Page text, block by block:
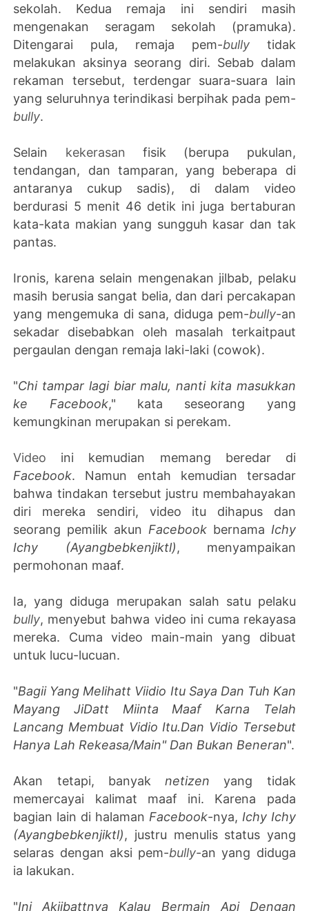
sekolah. Kedua remaja ini sendiri masih
mengenakan seragam sekolah (pramuka).
Ditengarai pula, remaja pem-bullytidak
melakukan aksinya seorang diri. Sebab dalam
rekaman tersebut, terdengar suara-suara lain
yang seluruhnya terindikasi berpihak pada pem-
bully.
Selain kekerasan fisik (berupa pukulan,
tendangan, dan tamparan, yang beberapa di
antaranya cukup sadis), di dalam video
berdurasi 5 menit 46 detik ini juga bertaburan
kata-kata makian yang sungguh kasar dan tak
pantas.
Ironis, karena selain mengenakan jilbab, pelaku
masih berusia sangat belia, dan dari percakapan
yang mengemuka di sana, diduga pem-bully-an
sekadar disebabkan oleh masalah terkaitpaut
pergaulan dengan remaja laki-laki (cowok).
"Chi tampar lagi biar malu, nanti kita masukkan
ke Facebook," kata seseorang yang
kemungkinan merupakan si perekam.
Video ini kemudian memang beredar di
Facebook. Namun entah kemudian tersadar
bahwa tindakan tersebut justru membahayakan
diri mereka sendiri, video itu dihapus dan
seorang pemilik akun Facebookbernama Ichy
Ichy (Ayangbebkenjiktl), menyampaikan
permohonan maaf.
Ia, yang diduga merupakan salah satu pelaku
bully, menyebut bahwa video ini cuma rekayasa
mereka. Cuma video main-main yang dibuat
untuk lucu-lucuan.
"Bagii Yang Melihatt Viidio Itu Saya Dan Tuh Kan
Mayang JiDatt Miinta Maaf Karna Telah
Lancang Membuat Vidio Itu.Dan Vidio Tersebut
Hanya Lah Rekeasa/Main" Dan Bukan Beneran".
Akan tetapi, banyaknetizen yang tidak
memercayai kalimat maaf ini. Karena pada
bagian lain di halaman Facebook-nya, Ichy Ichy
(Ayangbebkenjiktl), justru menulis status yang
selaras dengan aksi pem-bully-an yang diduga
ia lakukan.
"Ini Akiibattnya Kalau Bermain Api Dengan